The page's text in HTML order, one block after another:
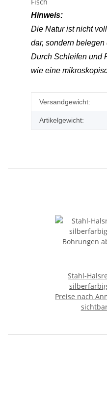
Hinweis:
Die Natur ist nicht
dar, sondern
Durch Schleifen und
wie eine
Produkteigenschaft
Wert
Versandgewicht:
Artikelgewicht:
Stahl-
Bohrungen ab
45 cm
Preise nach